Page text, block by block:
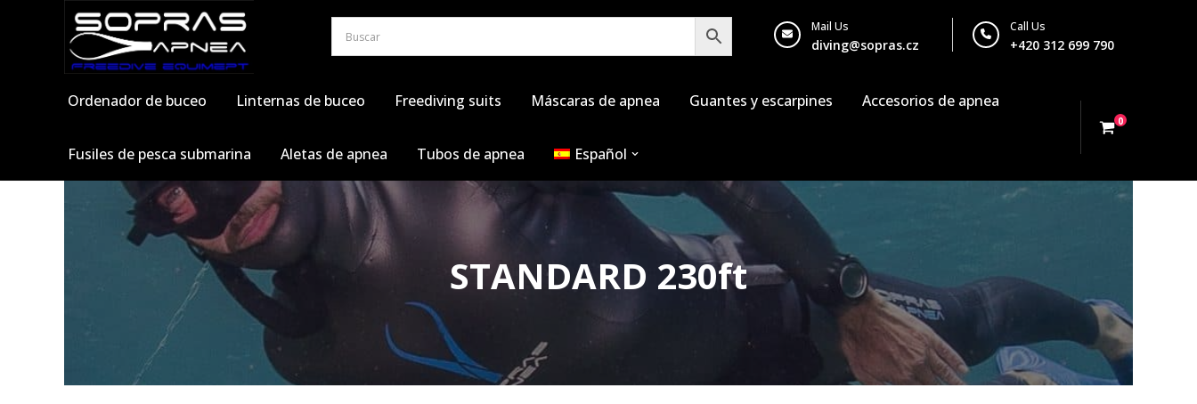
Call Us
+420 312 699 790
Mail Us
diving@sopras.cz
Ordenador de buceo Linternas de buceo Freediving suits Máscaras de apnea Guantes y escarpines Accesorios de apnea
Fusiles de pesca submarina Aletas de apnea Tubos de apnea Español
0
STANDARD 230ft